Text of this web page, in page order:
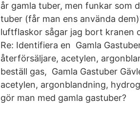
år gamla tuber, men funkar som
tuber (får man ens använda
luftflaskor sågar jag bort kranen
Re: Identifiera en Gamla
återförsäljare, acetylen,
beställ gas, Gamla Gastuber
acetylen, argonblandning,
gör man med gamla gastuber?